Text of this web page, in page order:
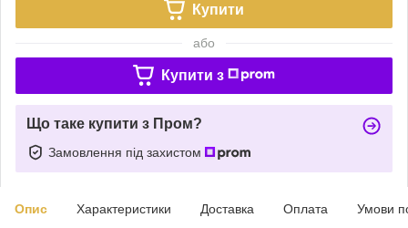
Купити
або
Купити з
Що таке купити з Пром?
Замовлення під захистом
Опис Характеристики Доставка Оплата Умови